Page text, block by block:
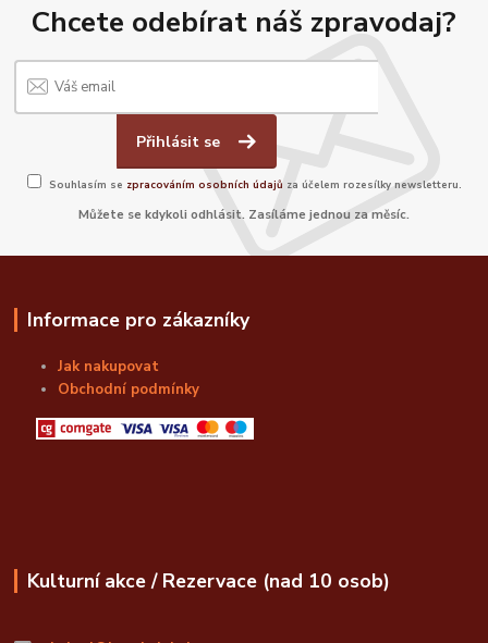
Chcete odebírat náš zpravodaj?
Přihlásit se
Souhlasím se zpracováním osobních údajů za účelem rozesílky newsletteru.
Můžete se kdykoli odhlásit. Zasíláme jednou za měsíc.
Informace pro zákazníky
Jak nakupovat
Obchodní podmínky
Kulturní akce / Rezervace (nad 10 osob)